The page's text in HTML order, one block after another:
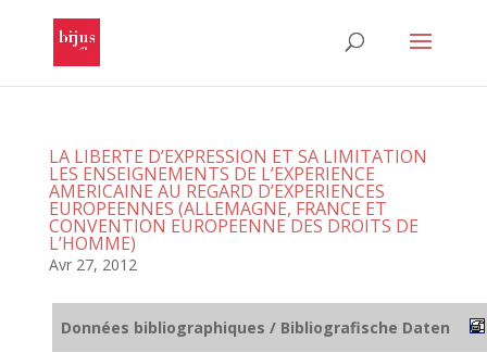
LA LIBERTE D’EXPRESSION ET SA LIMITATION
LES ENSEIGNEMENTS DE L’EXPERIENCE
AMERICAINE AU REGARD D’EXPERIENCES
EUROPEENNES (ALLEMAGNE, FRANCE ET
CONVENTION EUROPEENNE DES DROITS DE
L’HOMME)
Avr 27, 2012
Données bibliographiques / Bibliografische Daten